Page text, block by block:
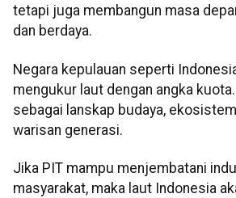
tetapi juga membangun masa
dan berdaya.
Negara kepulauan seperti
mengukur laut dengan angka
sebagai lanskap budaya,
warisan generasi.
Jika PIT mampu menjembatani
masyarakat, maka laut Indonesia